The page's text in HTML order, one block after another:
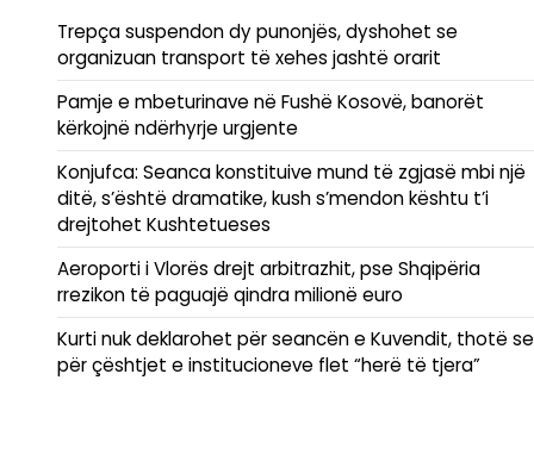
Trepça suspendon dy punonjës, dyshohet se
organizuan transport të xehes jashtë orarit
Pamje e mbeturinave në Fushë Kosovë, banorët
kërkojnë ndërhyrje urgjente
Konjufca: Seanca konstituive mund të zgjasë mbi një
ditë, s’është dramatike, kush s’mendon kështu t’i
drejtohet Kushtetueses
Aeroporti i Vlorës drejt arbitrazhit, pse Shqipëria
rrezikon të paguajë qindra milionë euro
Kurti nuk deklarohet për seancën e Kuvendit, thotë se
për çështjet e institucioneve flet “herë të tjera”